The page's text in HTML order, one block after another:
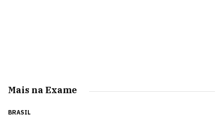
Mais na Exame
BRASIL